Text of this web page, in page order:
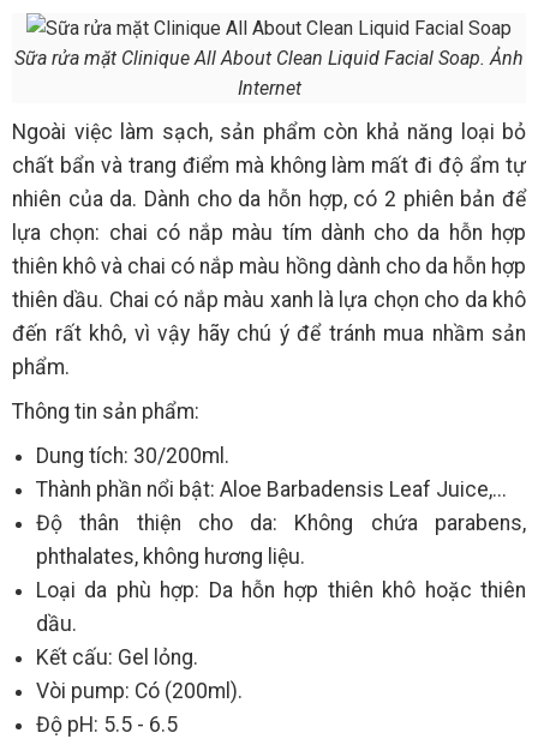
Sữa rửa mặt Clinique All About Clean Liquid Facial Soap. Ảnh
Internet
Ngoài việc làm sạch, sản phẩm còn khả năng loại bỏ
chất bẩn và trang điểm mà không làm mất đi độ ẩm tự
nhiên của da. Dành cho da hỗn hợp, có 2 phiên bản để
lựa chọn: chai có nắp màu tím dành cho da hỗn hợp
thiên khô và chai có nắp màu hồng dành cho da hỗn hợp
thiên dầu. Chai có nắp màu xanh là lựa chọn cho da khô
đến rất khô, vì vậy hãy chú ý để tránh mua nhầm sản
phẩm.
Thông tin sản phẩm:
Dung tích: 30/200ml.
Thành phần nổi bật: Aloe Barbadensis Leaf Juice,...
Độ thân thiện cho da: Không chứa parabens,
phthalates, không hương liệu.
Loại da phù hợp: Da hỗn hợp thiên khô hoặc thiên
dầu.
Kết cấu: Gel lỏng.
Vòi pump: Có (200ml).
Độ pH: 5.5 - 6.5